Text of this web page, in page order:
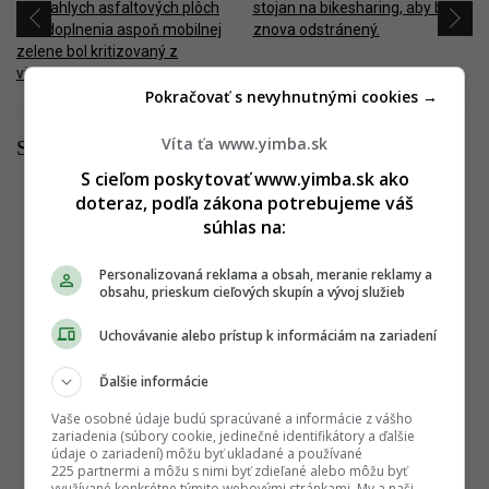
Súvisiace články
Rekonštrukcia podchodu na Trnavskom Mýte je
17.07.2018
19.07.2018 09:00:00
Obchádzka na Trnavskom mýte je nepriateľská k
ľuďom
10.04.2018 13:30:00 ADRIAN GUBČO
Víta ťa www.yimba.sk
S cieľom poskytovať www.yimba.sk ako
doteraz, podľa zákona potrebujeme váš
súhlas na:
Personalizovaná reklama a obsah, meranie reklamy a
obsahu, prieskum cieľových skupín a vývoj služieb
Uchovávanie alebo prístup k informáciám na zariadení
Ďalšie informácie
Vaše osobné údaje budú spracúvané a informácie z vášho
zariadenia (súbory cookie, jedinečné identifikátory a ďalšie
údaje o zariadení) môžu byť ukladané a používané
225 partnermi a môžu s nimi byť zdieľané alebo môžu byť
Pokračovať s nevyhnutnými cookies →